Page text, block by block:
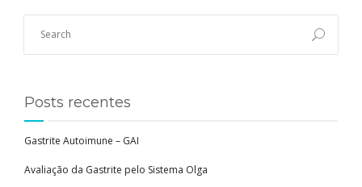
Posts recentes
Gastrite Autoimune – GAI
Avaliação da Gastrite pelo Sistema Olga